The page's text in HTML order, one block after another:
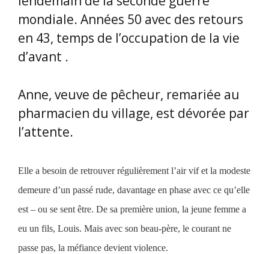
mondiale. Années 50 avec des retours
en 43, temps de l’occupation de la vie
d’avant .
Anne, veuve de pêcheur, remariée au
pharmacien du village, est dévorée par
l’attente.
Elle a besoin de retrouver régulièrement l’air vif et la modeste
demeure d’un passé rude, davantage en phase avec ce qu’elle
est – ou se sent être. De sa première union, la jeune femme a
eu un fils, Louis. Mais avec son beau-père, le courant ne
passe pas, la méfiance devient violence.